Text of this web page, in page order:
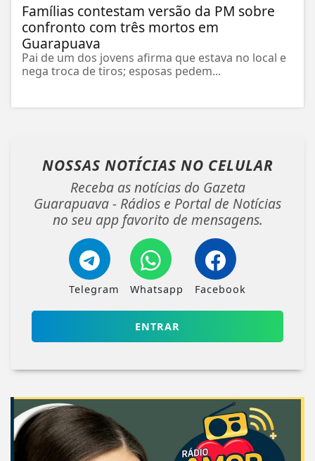
Famílias contestam versão da PM sobre
confronto com três mortos em
Guarapuava
Pai de um dos jovens afirma que estava no local e
nega troca de tiros; esposas pedem...
NOSSAS NOTÍCIAS NO CELULAR
Receba as notícias do Gazeta
Guarapuava - Rádios e Portal de Notícias
no seu app favorito de mensagens.
Telegram Whatsapp Facebook
ENTRAR